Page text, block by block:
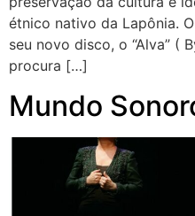
étnico nativo da Lapônia.
seu novo disco, o “Alva” (
procura […]
Mundo